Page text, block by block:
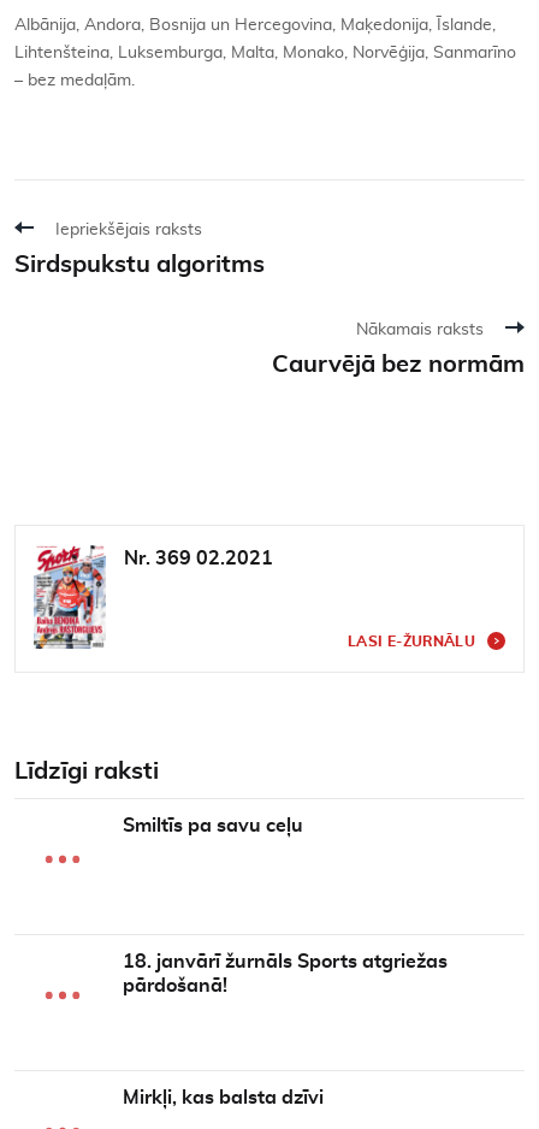
Albānija, Andora, Bosnija un Hercegovina, Maķedonija, Īslande,
Lihtenšteina, Luksemburga, Malta, Monako, Norvēģija, Sanmarīno
– bez medaļām.
Iepriekšējais raksts
Sirdspukstu algoritms
Nākamais raksts
Caurvējā bez normām
Nr. 369 02.2021
LASI E-ŽURNĀLU
Līdzīgi raksti
Smiltīs pa savu ceļu
18. janvārī žurnāls Sports atgriežas
pārdošanā!
Mirkļi, kas balsta dzīvi